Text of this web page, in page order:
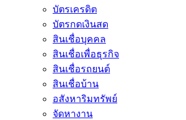
บัตรเครดิต
บัตรกดเงินสด
สินเชื่อบุคคล
สินเชื่อเพื่อธุรกิจ
สินเชื่อรถยนต์
สินเชื่อบ้าน
อสังหาริมทรัพย์
จัดหางาน